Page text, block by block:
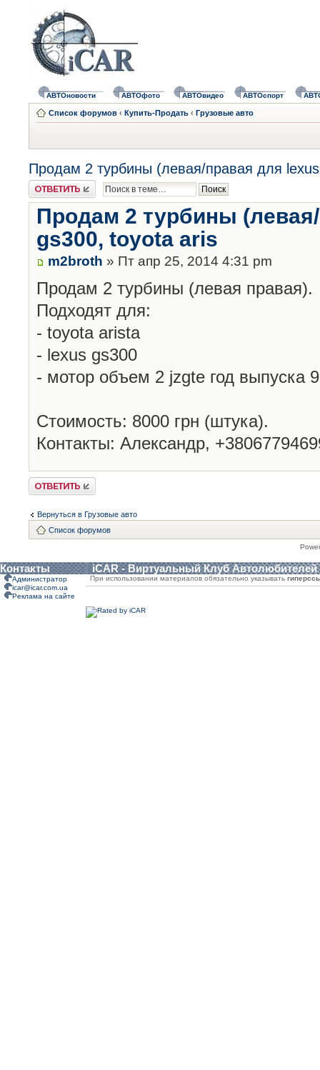
АВТОновости АВТОфото АВТОвидео АВТОспорт
Список форумов ‹ Купить-Продать ‹ Грузовые авто
Продам 2 турбины (левая/правая для
Ответить
Продам 2 турбины
gs300, toyota aris
m2broth » Пт апр 25, 2014 4:31 pm
Продам 2 турбины (левая правая).
Подходят для:
- toyota arista
- lexus gs300
- мотор объем 2 jzgte год выпуска
Стоимость: 8000 грн (штука).
Контакты: Александр,
Ответить
Вернуться в Грузовые авто
Список форумов
Контакты iCAR - Виртуальный Клуб Автолюбителей
Администратор
icar@icar.com.ua
Реклама на сайте
При использовании материалов обязательно указывать